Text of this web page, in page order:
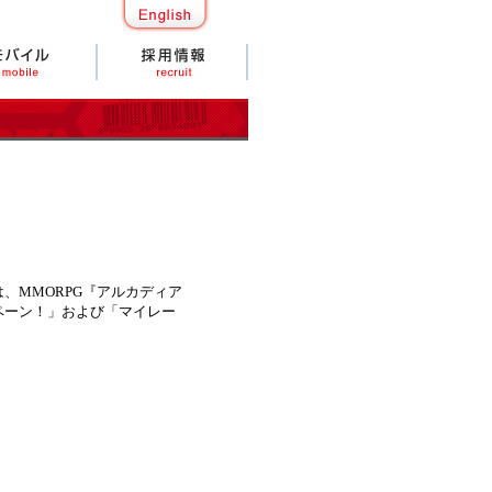
MMORPG『アルカディア
ン！」および「マイレー